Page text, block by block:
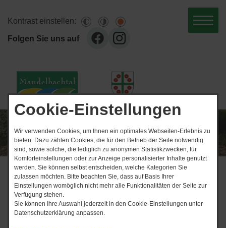
Cookie-Einstellungen
Wir verwenden Cookies, um Ihnen ein optimales Webseiten-Erlebnis zu
bieten. Dazu zählen Cookies, die für den Betrieb der Seite notwendig
sind, sowie solche, die lediglich zu anonymen Statistikzwecken, für
Komforteinstellungen oder zur Anzeige personalisierter Inhalte genutzt
werden. Sie können selbst entscheiden, welche Kategorien Sie
zulassen möchten. Bitte beachten Sie, dass auf Basis Ihrer
Einstellungen womöglich nicht mehr alle Funktionalitäten der Seite zur
Verfügung stehen.
Sie können Ihre Auswahl jederzeit in den Cookie-Einstellungen unter
Datenschutzerklärung anpassen.
Kontrast einstellen:
Folgen Sie uns auf
News-Ticker
06.​08.​2026
Start Nachrichtenarchiv